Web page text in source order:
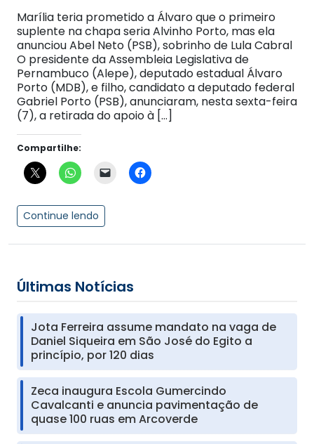
Marília teria prometido a Álvaro que o primeiro
suplente na chapa seria Alvinho Porto, mas ela
anunciou Abel Neto (PSB), sobrinho de Lula Cabral
O presidente da Assembleia Legislativa de
Pernambuco (Alepe), deputado estadual Álvaro
Porto (MDB), e filho, candidato a deputado federal
Gabriel Porto (PSB), anunciaram, nesta sexta-feira
(7), a retirada do apoio à […]
Compartilhe:
Continue lendo
Últimas Notícias
Jota Ferreira assume mandato na vaga de
Daniel Siqueira em São José do Egito a
princípio, por 120 dias
Zeca inaugura Escola Gumercindo
Cavalcanti e anuncia pavimentação de
quase 100 ruas em Arcoverde